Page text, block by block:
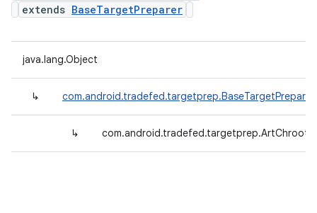
extends BaseTargetPreparer
java.lang.Object
↳ com.android.tradefed.targetprep.BaseTargetPreparer
↳